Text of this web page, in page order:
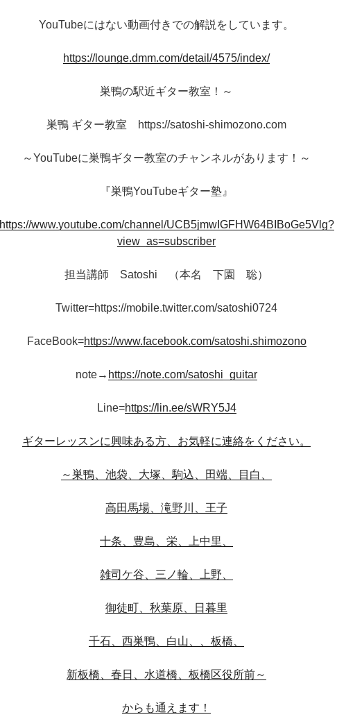
YouTubeにはない動画付きでの解説をしています。
https://lounge.dmm.com/detail/4575/index/
巣鴨の駅近ギター教室！～
巣鴨 ギター教室 https://satoshi-shimozono.com
～YouTubeに巣鴨ギター教室のチャンネルがあります！～
『巣鴨YouTubeギター塾』
https://www.youtube.com/channel/UCB5jmwIGFHW64BIBoGe5Vlg?
view_as=subscriber
担当講師 Satoshi （本名 下園 聡）
Twitter=https://mobile.twitter.com/satoshi0724
FaceBook=https://www.facebook.com/satoshi.shimozono
note→ https://note.com/satoshi_guitar
Line=https://lin.ee/sWRY5J4
ギターレッスンに興味ある方、お気軽に連絡をください。
～巣鴨、池袋、大塚、駒込、田端、目白、
高田馬場、滝野川、王子
十条、豊島、栄、上中里、
雑司ケ谷、三ノ輪、上野、
御徒町、秋葉原、日暮里
千石、西巣鴨、白山、、板橋、
新板橋、春日、水道橋、板橋区役所前～
からも通えます！